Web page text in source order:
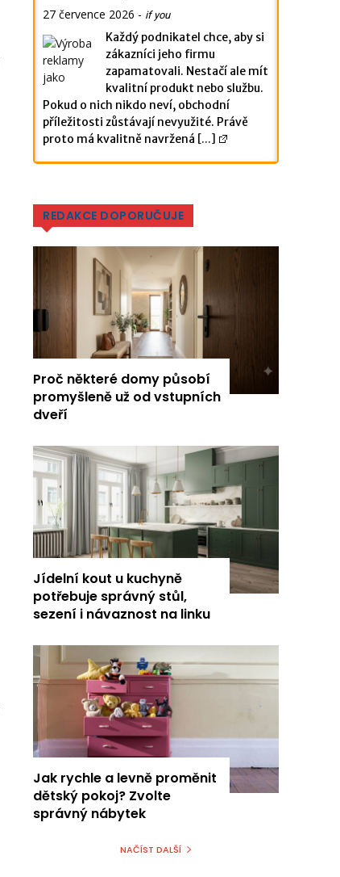
27 července 2026 - if you
Každý podnikatel chce, aby si
zákazníci jeho firmu
zapamatovali. Nestačí ale mít
kvalitní produkt nebo službu.
Pokud o nich nikdo neví, obchodní
příležitosti zůstávají nevyužité. Právě
proto má kvalitně navržená [...]
REDAKCE DOPORUČUJE
Proč některé domy působí
promyšleně už od vstupních
dveří
Jídelní kout u kuchyně
potřebuje správný stůl,
sezení i návaznost na linku
Jak rychle a levně proměnit
dětský pokoj? Zvolte
správný nábytek
NAČÍST DALŠÍ